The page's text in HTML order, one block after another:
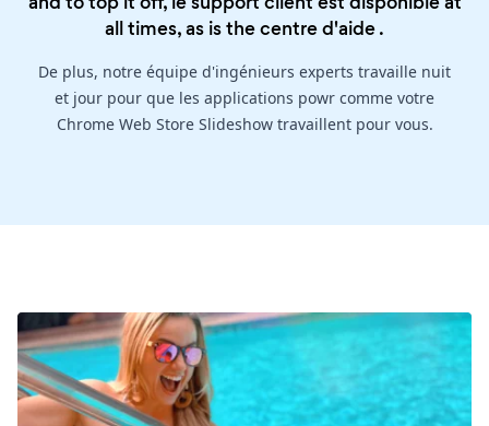
all times, as is thecentre d'aide.
De plus, notre équipe d'ingénieurs experts travaille nuit
et jour pour que les applications powr comme votre
Chrome Web Store Slideshow travaillent pour vous.